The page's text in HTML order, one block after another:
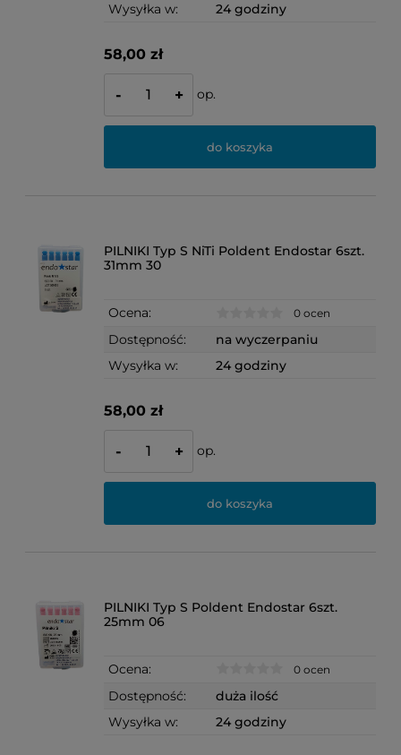
Wysyłka w:
24 godziny
58,00 zł
- + op.
do koszyka
PILNIKI Typ S NiTi Poldent Endostar 6szt.
31mm 30
Ocena: 0 ocen
Dostępność:
na wyczerpaniu
Wysyłka w:
24 godziny
58,00 zł
- + op.
do koszyka
PILNIKI Typ S Poldent Endostar 6szt.
25mm 06
Ocena: 0 ocen
Dostępność:
duża ilość
Wysyłka w:
24 godziny